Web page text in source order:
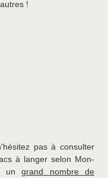
!
pas à consulter
à langer selon Mon-
ungrand nombre de